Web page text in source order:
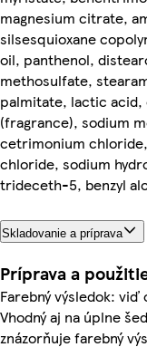
magnesium citrate,
silsesquioxane
oil, panthenol,
methosulfate,
palmitate, lactic
(fragrance), sodium
cetrimonium
chloride, sodium
trideceth-5, benzyl
Skladovanie a príprava
Príprava a
Farebný výsledok: viď
Vhodný aj na úplne
znázorňuje farebný